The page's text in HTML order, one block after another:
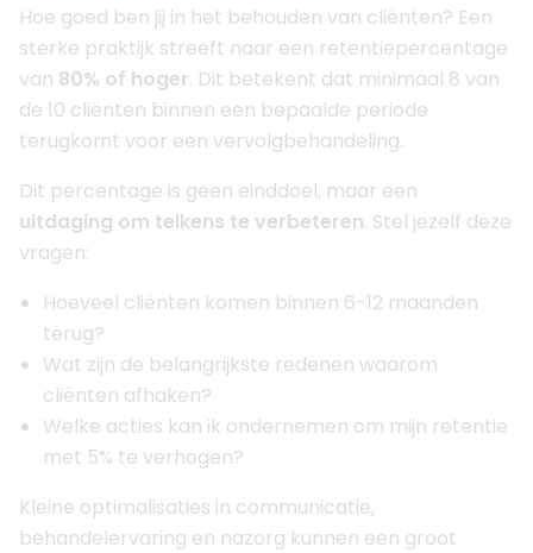
Hoe goed ben jij in het behouden van cliënten? Een
sterke praktijk streeft naar een retentiepercentage
van 80% of hoger. Dit betekent dat minimaal 8 van
de 10 cliënten binnen een bepaalde periode
terugkomt voor een vervolgbehandeling.
Dit percentage is geen einddoel, maar een
uitdaging om telkens te verbeteren. Stel jezelf deze
vragen:
Hoeveel cliënten komen binnen 6-12 maanden
terug?
Wat zijn de belangrijkste redenen waarom
cliënten afhaken?
Welke acties kan ik ondernemen om mijn retentie
met 5% te verhogen?
Kleine optimalisaties in communicatie,
behandelervaring en nazorg kunnen een groot